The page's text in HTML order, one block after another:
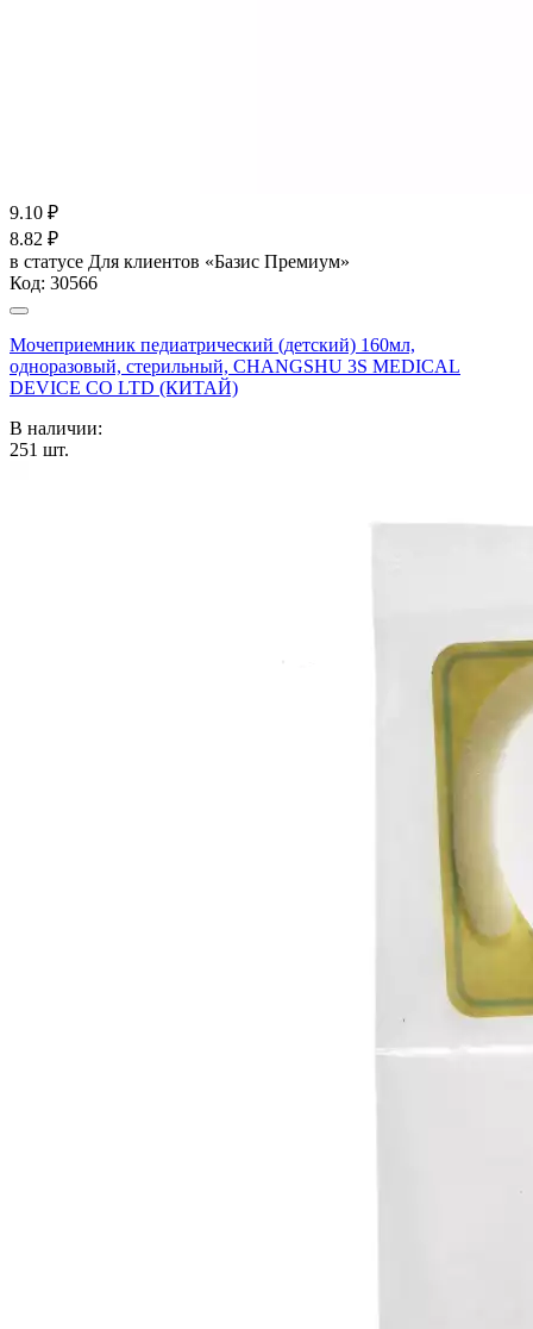
9.10 ₽
8.82 ₽
в статусе Для клиентов «Базис Премиум»
Код: 30566
Мочеприемник педиатрический (детский) 160мл,
одноразовый, стерильный, CHANGSHU 3S MEDICAL
DEVICE CO LTD (КИТАЙ)
В наличии:
251 шт.